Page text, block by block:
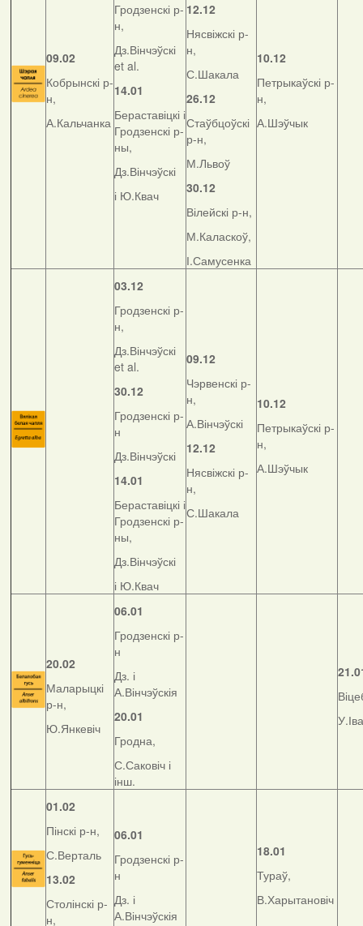
09.02
Кобрынскі р-
н,
А.Кальчанка
Гродзенскі р-
н,
Дз.Вінчэўскі
et al.
14.01
Бераставіцкі і
Гродзенскі р-
ны,
Дз.Вінчэўскі
і Ю.Квач
12.12
Нясвіжскі р-
н,
С.Шакала
26.12
Стаўбцоўскі
р-н,
М.Львоў
30.12
Вілейскі р-н,
М.Каласкоў,
І.Самусенка
10.12
Петрыкаўскі р-
н,
А.Шэўчык
03.12
Гродзенскі р-
н,
Дз.Вінчэўскі
et al.
30.12
Гродзенскі р-
н
Дз.Вінчэўскі
14.01
Бераставіцкі і
Гродзенскі р-
ны,
Дз.Вінчэўскі
і Ю.Квач
09.12
Чэрвенскі р-
н,
А.Вінчэўскі
12.12
Нясвіжскі р-
н,
С.Шакала
10.12
Петрыкаўскі р-
н,
А.Шэўчык
20.02
Маларыцкі
р-н,
Ю.Янкевіч
06.01
Гродзенскі р-
н
Дз. і
А.Вінчэўскія
20.01
Гродна,
С.Саковіч і
інш.
01.02
Пінскі р-н,
С.Верталь
13.02
Столінскі р-
н,
06.01
Гродзенскі р-
н
Дз. і
А.Вінчэўскія
18.01
Тураў,
В.Харытановіч